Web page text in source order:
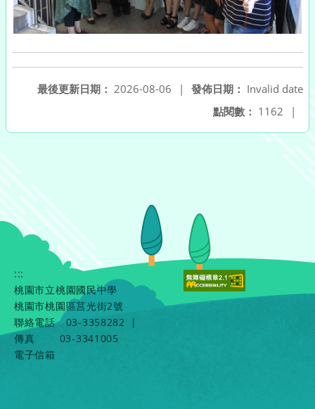
發佈日期： Invalid date
最後更新日期： 2026-08-06
|
點閱數： 1162 |
:::
桃園市立桃園國民中學
桃園市桃園區莒光街2號
聯絡電話
03-3358282
|
傳真
03-3341005
電子信箱